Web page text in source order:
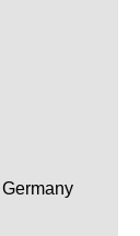
Germany